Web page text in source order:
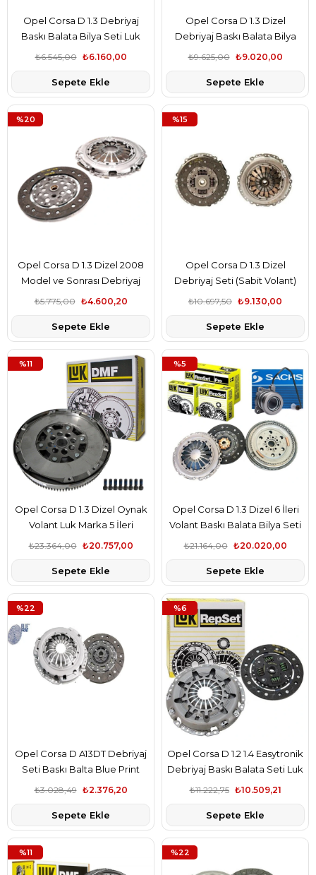
Opel Corsa D 1.3 Debriyaj
Baskı Balata Bilya Seti Luk
Marka₺6.160,00
₺6.545,00
Sepete Ekle
Opel Corsa D 1.3 Dizel
Debriyaj Baskı Balata Bilya
Seti Luk Marka
₺9.020,00
₺9.625,00
Sepete Ekle
Opel Corsa D 1.3 Dizel 2008
Model ve Sonrası Debriyaj
Seti Mapa Marka
₺4.600,20
₺5.775,00
Sepete Ekle
%20
Opel Corsa D 1.3 Dizel
Debriyaj Seti (Sabit Volant)
Gm Marka₺9.130,00
₺10.697,50
Sepete Ekle
%15
Opel Corsa D 1.3 Dizel Oynak
Volant Luk Marka 5 İleri
₺20.757,00
₺23.364,00
Sepete Ekle
%11
Opel Corsa D 1.3 Dizel 6 İleri
Volant Baskı Balata Bilya Seti
Komple
₺20.020,00
₺21.164,00
Sepete Ekle
%5
Opel Corsa D A13DT Debriyaj
Seti Baskı Balta Blue Print
Marka(sabit)
₺2.376,20
₺3.028,49
Sepete Ekle
%22
Opel Corsa D 1.2 1.4 Easytronik
Debriyaj Baskı Balata Seti Luk
Marka
₺10.509,21
₺11.222,75
Sepete Ekle
%6
%11 %22